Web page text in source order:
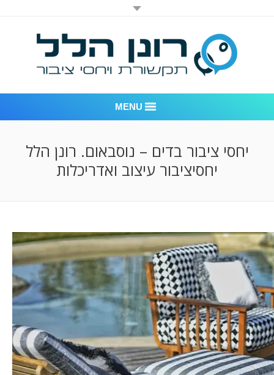
MENU
אודות החברה
חדר חדשות
המלצות
ניהול מוניטין
צור קשר
יחסי ציבור בדים – נוסבאום. רונן הלל
יחסיציבור עיצוב ואדריכלות